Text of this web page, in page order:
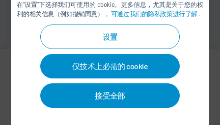
在“设置”下选择我们可使用的 cookie。更多信息，尤其是关于您的权
利的相关信息（例如撤销同意）， 可通过我们的隐私政策进行了解 .
设置
仅技术上必需的 cookie
接受全部
Andreas Keil
Director Business Development